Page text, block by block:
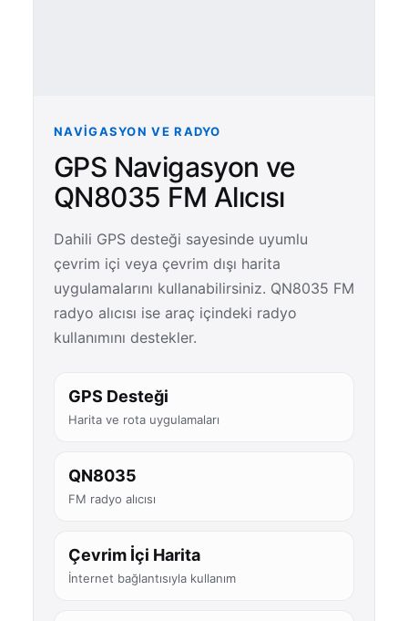
NAVIGASYON VE RADYO
GPS Navigasyon ve
QN8035 FM Alıcısı
Dahili GPS desteği sayesinde uyumlu
çevrim içi veya çevrim dışı harita
uygulamalarını kullanabilirsiniz. QN8035 FM
radyo alıcısı ise araç içindeki radyo
kullanımını destekler.
GPS Desteği
Harita ve rota uygulamaları
QN8035
FM radyo alıcısı
Çevrim İçi Harita
İnternet bağlantısıyla kullanım